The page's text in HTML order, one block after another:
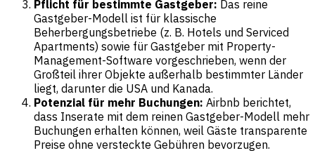
Pflicht für bestimmte Gastgeber: Das reine
Gastgeber-Modell ist für klassische
Beherbergungsbetriebe (z. B. Hotels und Serviced
Apartments) sowie für Gastgeber mit Property-
Management-Software vorgeschrieben, wenn der
Großteil ihrer Objekte außerhalb bestimmter Länder
liegt, darunter die USA und Kanada.
Potenzial für mehr Buchungen: Airbnb berichtet,
dass Inserate mit dem reinen Gastgeber-Modell mehr
Buchungen erhalten können, weil Gäste transparente
Preise ohne versteckte Gebühren bevorzugen.